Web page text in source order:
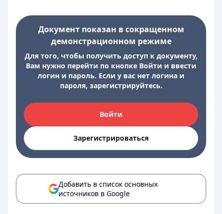
Документ показан в сокращенном
демонстрационном режиме
Для того, чтобы получить доступ к документу,
Вам нужно перейти по кнопке Войти и ввести
логин и пароль. Если у вас нет логина и
пароля, зарегистрируйтесь.
Войти
Зарегистрироваться
Добавить в список основных
источников в Google